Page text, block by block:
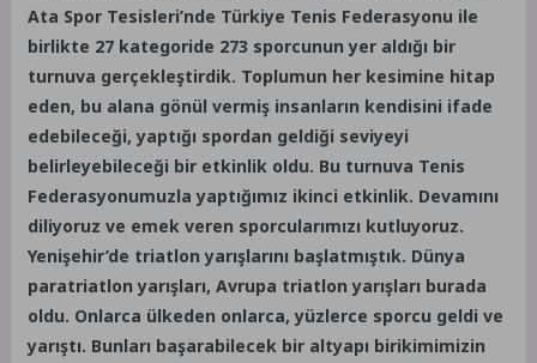
Ata Spor Tesisleri’nde Türkiye Tenis Federasyonu ile
birlikte 27 kategoride 273 sporcunun yer aldığı bir
turnuva gerçekleştirdik. Toplumun her kesimine hitap
eden, bu alana gönül vermiş insanların kendisini ifade
edebileceği, yaptığı spordan geldiği seviyeyi
belirleyebileceği bir etkinlik oldu. Bu turnuva Tenis
Federasyonumuzla yaptığımız ikinci etkinlik. Devamını
diliyoruz ve emek veren sporcularımızı kutluyoruz.
Yenişehir’de triatlon yarışlarını başlatmıştık. Dünya
paratriatlon yarışları, Avrupa triatlon yarışları burada
oldu. Onlarca ülkeden onlarca, yüzlerce sporcu geldi ve
yarıştı. Bunları başarabilecek bir altyapı birikimimizin